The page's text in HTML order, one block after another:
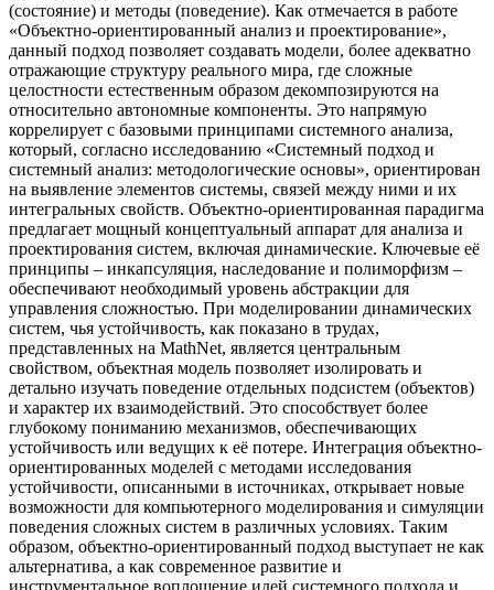
(состояние) и методы (поведение). Как отмечается в работе
«Объектно-ориентированный анализ и проектирование»,
данный подход позволяет создавать модели, более адекватно
отражающие структуру реального мира, где сложные
целостности естественным образом декомпозируются на
относительно автономные компоненты. Это напрямую
коррелирует с базовыми принципами системного анализа,
который, согласно исследованию «Системный подход и
системный анализ: методологические основы», ориентирован
на выявление элементов системы, связей между ними и их
интегральных свойств. Объектно-ориентированная парадигма
предлагает мощный концептуальный аппарат для анализа и
проектирования систем, включая динамические. Ключевые её
принципы – инкапсуляция, наследование и полиморфизм –
обеспечивают необходимый уровень абстракции для
управления сложностью. При моделировании динамических
систем, чья устойчивость, как показано в трудах,
представленных на MathNet, является центральным
свойством, объектная модель позволяет изолировать и
детально изучать поведение отдельных подсистем (объектов)
и характер их взаимодействий. Это способствует более
глубокому пониманию механизмов, обеспечивающих
устойчивость или ведущих к её потере. Интеграция объектно-
ориентированных моделей с методами исследования
устойчивости, описанными в источниках, открывает новые
возможности для компьютерного моделирования и симуляции
поведения сложных систем в различных условиях. Таким
образом, объектно-ориентированный подход выступает не как
альтернатива, а как современное развитие и